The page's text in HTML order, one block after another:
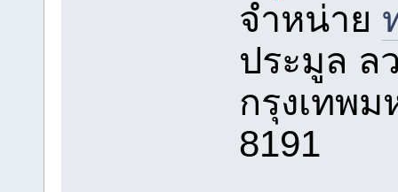
จำหน่าย
ประมูล ล
กรุงเทพ
8191